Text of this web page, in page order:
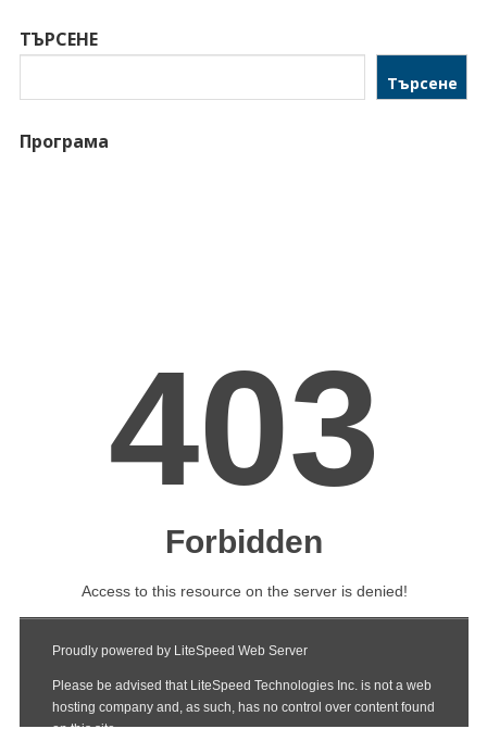
ТЪРСЕНЕ
Търсене
Програма